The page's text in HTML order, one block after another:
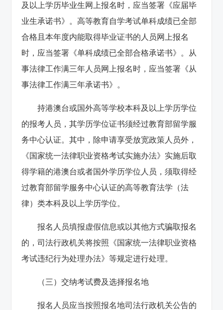
及以上学历毕业生网上报名时，应当签署《应届毕
业生承诺书》。高等教育自学考试单科成绩已全部
合格且本年度内能取得毕业证书的人员网上报名
时，应当签署《单科成绩已全部合格承诺书》。从
事法律工作满三年人员网上报名时，应当签署《从
事法律工作满三年承诺书》。
持港澳台或国外高等学校本科及以上学历学位
的报考人员，其学历学位证书须经过教育部留学服
务中心认证。其中，除申请享受放宽政策人员外，
《国家统一法律职业资格考试实施办法》实施后取
得学籍的港澳台或者国外学历学位人员，须取得经
过教育部留学服务中心认证的高等教育法学（法
律）类本科及以上学历学位。
报名人员填报虚假信息或以其他方式骗取报名
的，司法行政机关将按照《国家统一法律职业资格
考试违纪行为处理办法》等规定进行处理。
（三）交纳考试费及选择报名地
报名人员应当按照报名地司法行政机关公告的